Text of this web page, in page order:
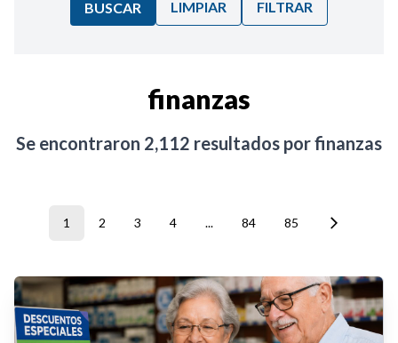
BUSCAR LIMPIAR FILTRAR
finanzas
Se encontraron 2,112 resultados porfinanzas
1 2 3 4 ... 84 85